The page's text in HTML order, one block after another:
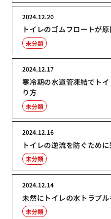
トイレのゴムフロートが
2024.12.20
未分類
寒冷期の水道管凍結でト
り方
2024.12.17
未分類
トイレの逆流を防ぐため
2024.12.16
未分類
未然にトイレの水トラブ
2024.12.14
未分類